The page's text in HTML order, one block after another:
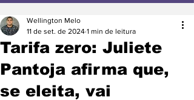
Tarifa zero: Juliete
Pantoja afirma que,
se eleita, vai
Wellington Melo
11 de set. de 2024 1 min de leitura